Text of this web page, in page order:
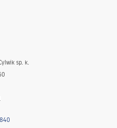
sp. k.